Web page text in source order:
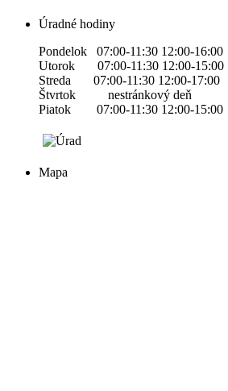
Úradné hodiny
Pondelok 07:00-11:30 12:00-16:00
Utorok 07:00-11:30 12:00-15:00
Streda 07:00-11:30 12:00-17:00
Štvrtok nestránkový deň
Piatok 07:00-11:30 12:00-15:00
Mapa